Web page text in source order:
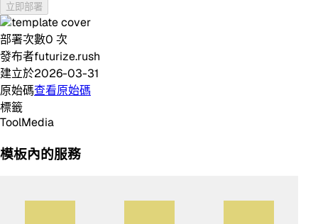
立即部署
部署次數0 次
發布者futurize.rush
建立於2026-03-31
原始碼查看原始碼
標籤
ToolMedia
模板內的服務